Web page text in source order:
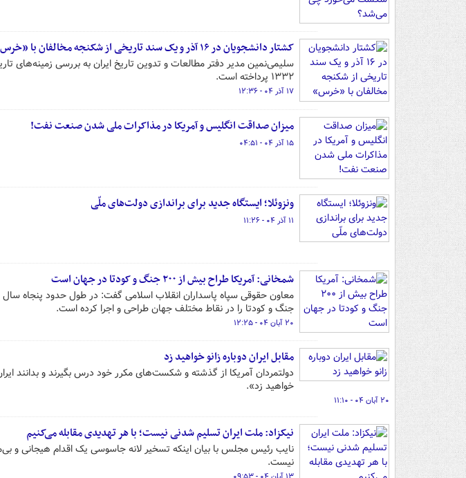
کشتار دانشجویان در ۱۶ آذر و یک سند تاریخی از شکنجه مخالفان با «خرس» در دوره پهلوی!
۱۳۳۲ پرداخته است.
۱۷ آذر ۰۴ - ۱۲:۳۶
میزان صداقت انگلیس و آمریکا در مذاکرات ملی شدن صنعت نفت!
۱۵ آذر ۰۴ - ۰۴:۵۱
ونزوئلا؛ ایستگاه جدید برای براندازی دولت‌های ملّی
۱۱ آذر ۰۴ - ۱۱:۲۶
شمخانی: آمریکا طراح بیش از ۲۰۰ جنگ و کودتا در جهان است
جنگ و کودتا را در نقاط مختلف جهان طراحی و اجرا کرده است.
۲۰ آبان ۰۴ - ۱۲:۲۵
مقابل ایران دوباره زانو خواهید زد
دولتمردان آمریکا از گذشته و شکست‌های مکرر خود درس بگیرند و بدانند
خواهید زد».
۲۰ آبان ۰۴ - ۱۱:۱۰
نیکزاد: ملت ایران تسلیم شدنی نیست؛ با هر تهدیدی مقابله می‌کنیم
نایب رئیس مجلس با بیان اینکه تسخیر لانه جاسوسی یک اقدام هیجانی و
نیست.